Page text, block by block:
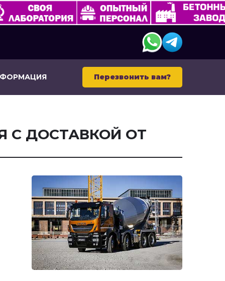
Перезвонить вам?
С ДОСТАВКОЙ ОТ